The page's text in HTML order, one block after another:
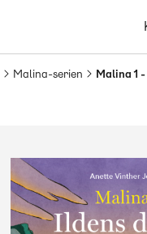
Malina-serien Malina 1